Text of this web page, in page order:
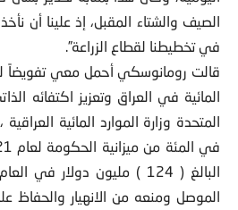
الصيف والشتاء المقبل، إذ علينا أن
في تخطيطنا لقطاع الزراعة”.
قالت رومانوسكي أحمل معي تفويضاً
المائية في العراق وتعزيز اكتفائه
المتحدة وزارة الموارد المائية
الموصل ومنعه من الانهيار والحفاظ